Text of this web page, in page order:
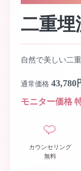
二重埋
自然で美しい二
通常価格 43,780
モニター価格
カウンセリング
無料